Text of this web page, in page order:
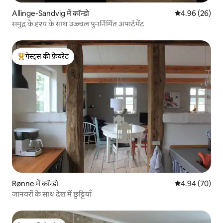
Allinge-Sandvig में कॉन्डो औसत रेटिंग 5 में
4.96 (26)
समुद्र के दृश्य के साथ उज्ज्वल पुनर्निर्मित अपार्टमेंट
गेस्ट्स का टॉप फ़ेवरेट
गेस्ट्स की फ़ेवरेट
Rønne में कॉन्डो औसत रेटिंग 5 में
4.94 (70)
जानवरों के साथ देश में छुट्टियाँ